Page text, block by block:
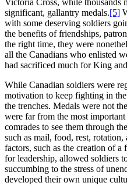
significant, gallantry medals.[5]
with some deserving soldiers
the benefits of friendships,
the right time, they were
all the Canadians who enlisted
had sacrificed much for King
While Canadian soldiers were
motivation to keep fighting in
the trenches. Medals were not
were far from the most
comrades to see them through
such as mail, food, rest,
factors, such as the creation of a
for leadership, allowed soldiers
succumbing to the stress of
developed their own unique